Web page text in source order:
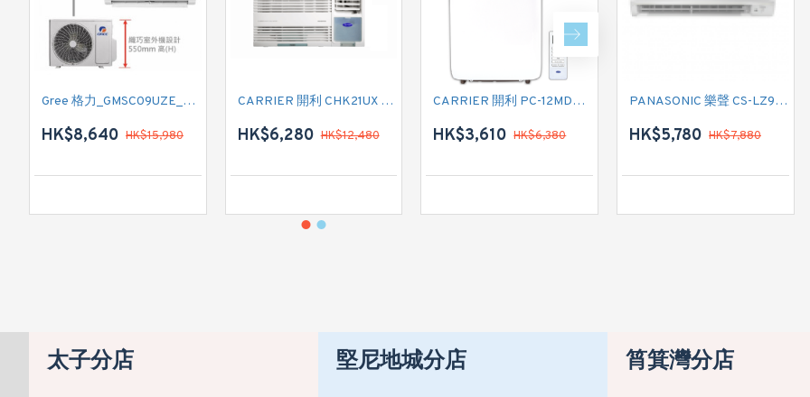
Gree 格力_GMSC09UZE_GMSC12UZE_GMSC18UZC_R32 掛牆變頻式1拖2分體冷氣機 (淨冷型)
HK$8,640 HK$15,980
CARRIER 開利 CHK21UX 二匹半 變頻淨冷窗口式冷氣機 (附遙控)
HK$6,280 HK$12,480
CARRIER 開利 PC-12MDK 匹半 移動式冷氣機 (附遙控)
HK$3,610 HK$6,380
CARRIER 開利 PC09MDK 一匹 移動式淨冷型冷氣機 (附遙控)
HK$2,880 HK$4,780
PANASONIC 樂聲 CS-LZ9ZKA 一匹 Smaller 系列 WIFI智能變頻冷暖掛牆分體式冷氣機 (附遙控)
HK$5,780 HK$7,880
太子分店 堅尼地城分店 筲箕灣分店